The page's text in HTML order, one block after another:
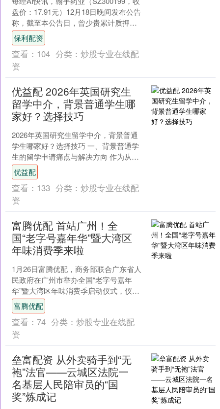
盘价：17.91元）12月18日晚间发布公告
称，截至本公告日，曾少贵累计质押股
数为4719万股，占其所持股份比例为4....
保利配资
查看： 104 分类： 炒股专业在线配
资
优益配 2026年英国研究生
留学中介，背景普通学生哪
家好？选择技巧
2026年英国研究生留学中介，背景普通
学生哪家好？选择技巧 一、背景普通学
生的留学申请痛点与解决方向 作为从业
八年的国际教育规划师，我接触过大量
本科院校背景一般....
优益配
查看： 133 分类： 炒股专业在线配
资
富腾优配 首站广州！全
国“老字号嘉年华”暨大湾区
年味消费季来啦
1月26日富腾优配，商务部联合广东省人
民政府在广州市举办全国“老字号嘉年
华”暨大湾区年味消费季启动仪式，仪式
在荔湾区陈家祠广场举行。商务部流通
发展司司长李佳路、....
富腾优配
查看： 74 分类： 炒股专业在线配
资
垒富配资 从外卖骑手到“无
袍”法官——云城区法院一
名基层人民陪审员的“国
奖”炼成记